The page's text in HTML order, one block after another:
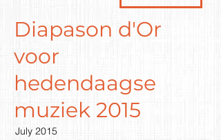
Diapason d'Or
voor
hedendaagse
muziek 2015
July 2015